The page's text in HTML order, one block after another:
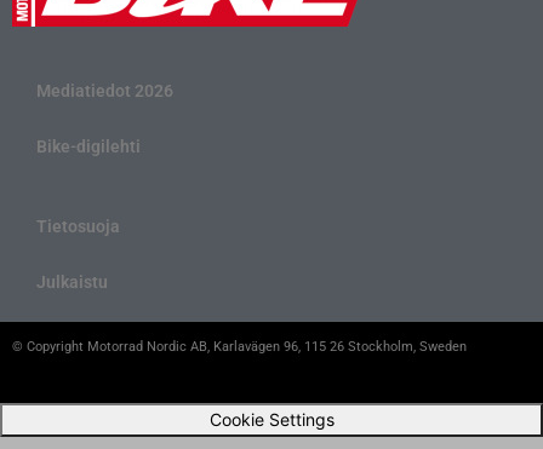
Mediatiedot 2026
Bike-digilehti
Tietosuoja
Julkaistu
© Copyright Motorrad Nordic AB, Karlavägen 96, 115 26 Stockholm, Sweden
Cookie Settings